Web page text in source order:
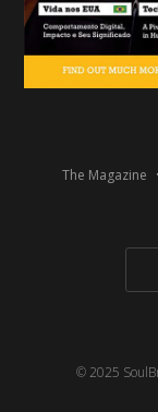
The Magazine
© 2025